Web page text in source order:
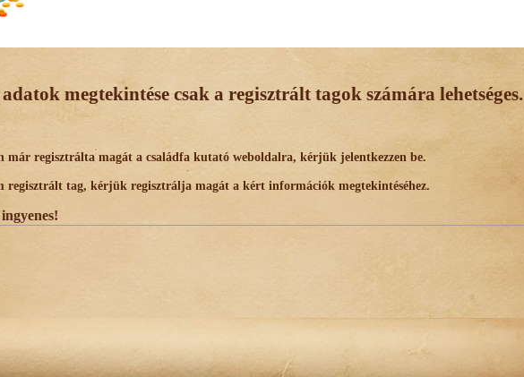
adatok megtekintése csak a regisztrált tagok számára lehetséges.
már regisztrálta magát a családfa kutató weboldalra, kérjük jelentkezzen be.
regisztrált tag, kérjük regisztrálja magát a kért információk megtekintéséhez.